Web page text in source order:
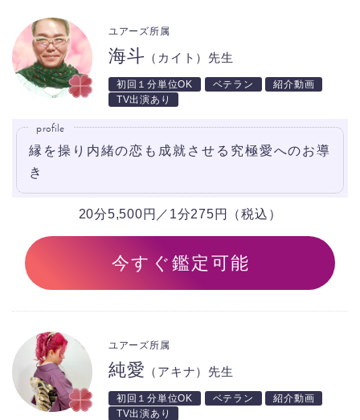
海斗 （カイト）先生
ユアーズ所属
初回１分単位OK ベテラン
紹介動画
TV出演あり
profile
縁を操り内緒の恋も成就させる究極愛へのお導
き
20分5,500円／1分275円（税込）
今すぐ鑑定可能
純愛 （アキナ）先生
ユアーズ所属
初回１分単位OK ベテラン
紹介動画
TV出演あり